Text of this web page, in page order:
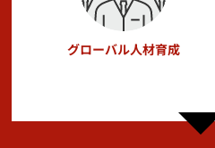
グローバル人材育成